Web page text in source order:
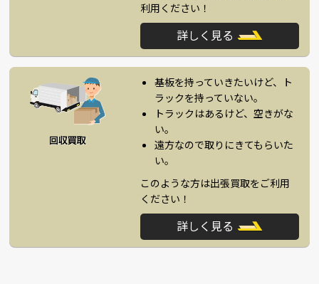
利用ください！
詳しく見る
基板を持っていきたいけど、ト
ラックを持っていない。
トラックはあるけど、空きがな
い。
遠方なので取りにきてもらいた
い。
このような方は出張買取をご利用
ください！
詳しく見る